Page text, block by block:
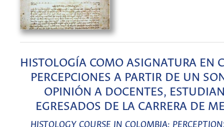
HISTOLOGÍA COMO ASIGNATURA EN
PERCEPCIONES A PARTIR DE UN
OPINIÓN A DOCENTES,
EGRESADOS DE LA CARRERA DE
HISTOLOGY COURSE IN COLOMBIA: